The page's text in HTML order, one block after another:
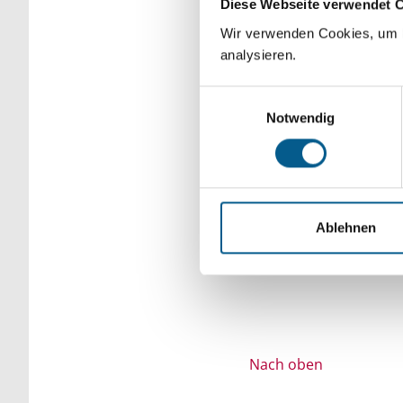
Diese Webseite verwendet
Wir verwenden Cookies,
analysieren.
Notwendig
Ablehnen
Bitte Suchbegriff
verfeinert werden.
Nach oben